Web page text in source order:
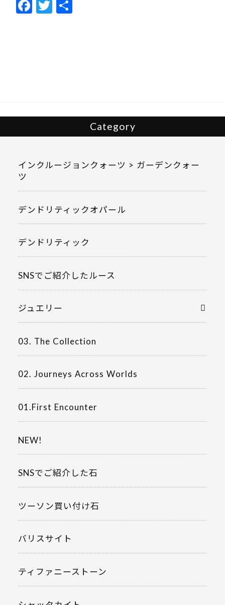
F
ac
T
w
Category
インクルージョンクォーツ > ガーデンクォー
ツ
デンドリティックオパール
デンドリティック
SNSでご紹介したルース
ジュエリー
03. The Collection
02. Journeys Across Worlds
01.First Encounter
NEW!
SNSでご紹介した石
ツーソン買い付け石
バリスサイト
ティファニーストーン